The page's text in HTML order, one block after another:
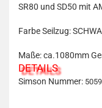
SR80 und SD50 mit
Farbe Seilzug:
Maße: ca.1080mm
DETAILS
Simson Nummer: